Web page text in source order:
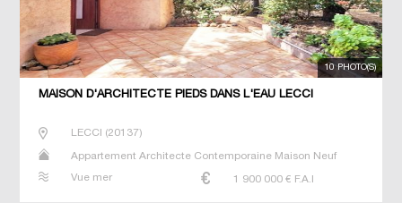
10 PHOTO(S)
MAISON D'ARCHITECTE PIEDS DANS L'EAU LECCI
LECCI (20137)
Appartement Architecte Contemporaine Maison Neuf
Vue mer
1 900 000 € F.A.I